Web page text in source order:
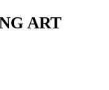
ART